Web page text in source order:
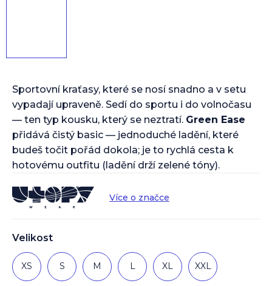
Velikost
XS S M L XL XXL
Sportovní kraťasy, které se nosí snadno a v setu
vypadají upraveně. Sedí do sportu i do volnočasu
— ten typ kousku, který se neztratí. Green Ease
přidává čistý basic — jednoduché ladění, které
budeš točit pořád dokola; je to rychlá cesta k
hotovému outfitu (ladění drží zelené tóny).
Více o značce